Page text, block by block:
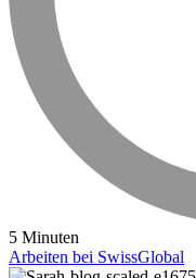
5 Minuten
Arbeiten bei SwissGlobal